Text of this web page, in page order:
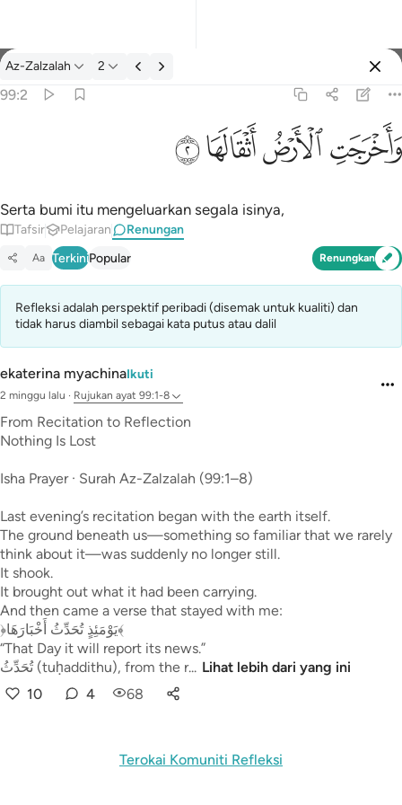
Renungan: Az-Zalzalah 99:2
Az-Zalzalah 2
99:2
ﱺﱻﱼﱽ
Serta bumi itu mengeluarkan segala isinya,
Tafsir Pelajaran Renungan
Aa TerkiniPopular Renungkan
Refleksi adalah perspektif peribadi (disemak untuk kualiti) dan
tidak harus diambil sebagai kata putus atau dalil
ekaterina myachinaIkuti
2 minggu lalu · Rujukan ayat 99:1-8
From Recitation to Reflection
Nothing Is Lost
Isha Prayer · Surah Az-Zalzalah (99:1–8)
Last evening’s recitation began with the earth itself.
The ground beneath us—something so familiar that we rarely
think about it—was suddenly no longer still.
It shook.
It brought out what it had been carrying.
And then came a verse that stayed with me:
﴿يَوْمَئِذٍ تُحَدِّثُ أَخْبَارَهَا﴾
“That Day it will report its news.”
تُحَدِّثُ (tuḥaddithu), from the r... Lihat lebih dari yang ini
10
4 68
Terokai Komuniti Refleksi